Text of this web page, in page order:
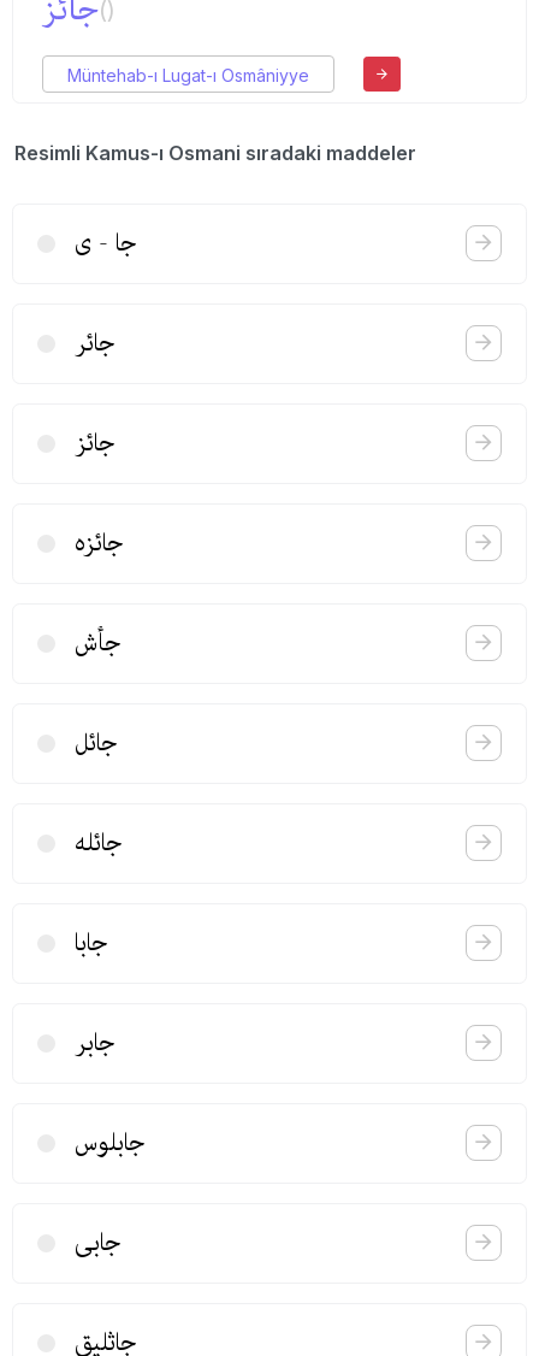
()
Müntehab-ı Lugat-ı Osmâniyye
Resimli Kamus-ı Osmani sıradaki maddeler
جا - ی
جائر
جائز
جائزه
جأش
جائل
جائله
جابا
جابر
جابلوس
جابی
جاثلیق